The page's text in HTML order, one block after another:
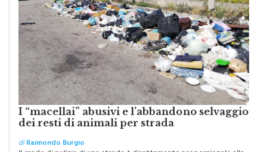
I “macellai” abusivi e l’abbandono selvaggio
dei resti di animali per strada